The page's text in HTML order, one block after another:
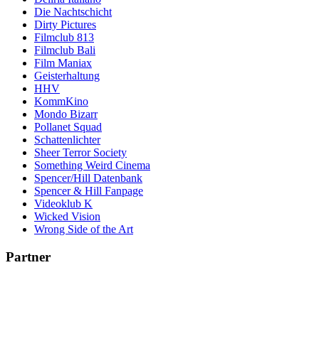
Die Nachtschicht
Dirty Pictures
Filmclub 813
Filmclub Bali
Film Maniax
Geisterhaltung
HHV
KommKino
Mondo Bizarr
Pollanet Squad
Schattenlichter
Sheer Terror Society
Something Weird Cinema
Spencer/Hill Datenbank
Spencer & Hill Fanpage
Videoklub K
Wicked Vision
Wrong Side of the Art
Partner